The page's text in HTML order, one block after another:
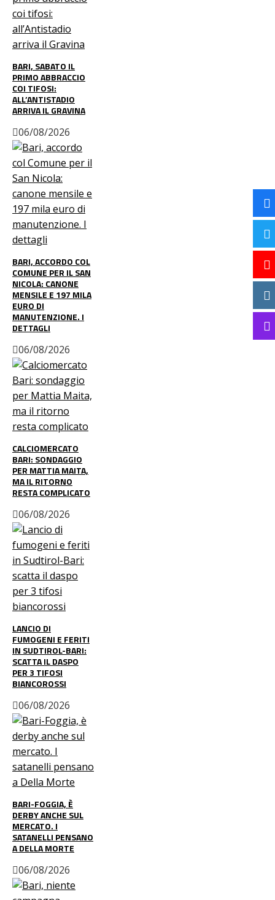
BARI, SABATO IL
PRIMO ABBRACCIO
COI TIFOSI:
ALL’ANTISTADIO
ARRIVA IL GRAVINA
06/08/2026
BARI, ACCORDO COL
COMUNE PER IL SAN
NICOLA: CANONE
MENSILE E 197 MILA
EURO DI
MANUTENZIONE. I
DETTAGLI
06/08/2026
CALCIOMERCATO
BARI: SONDAGGIO
PER MATTIA MAITA,
MA IL RITORNO
RESTA COMPLICATO
06/08/2026
LANCIO DI
FUMOGENI E FERITI
IN SUDTIROL-BARI:
SCATTA IL DASPO
PER 3 TIFOSI
BIANCOROSSI
06/08/2026
BARI-FOGGIA, È
DERBY ANCHE SUL
MERCATO. I
SATANELLI PENSANO
A DELLA MORTE
06/08/2026